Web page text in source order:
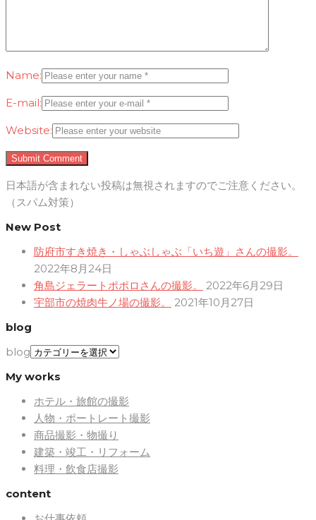
Name:
E-mail:
Website:
日本語が含まれない投稿は無視されますのでご注意ください。
（スパム対策）
New Post
防府市すき焼き・しゃぶしゃぶ「いち遊」さんの撮影。
2022年8月24日
角島ジェラートポポロさんの撮影。
2022年6月29日
宇部市の焼肉牛ノ場の撮影。
2021年10月27日
blog
blog
My works
ホテル・旅館の撮影
人物・ポートレート撮影
商品撮影・物撮り
建築・竣工・リフォーム
料理・飲食店撮影
content